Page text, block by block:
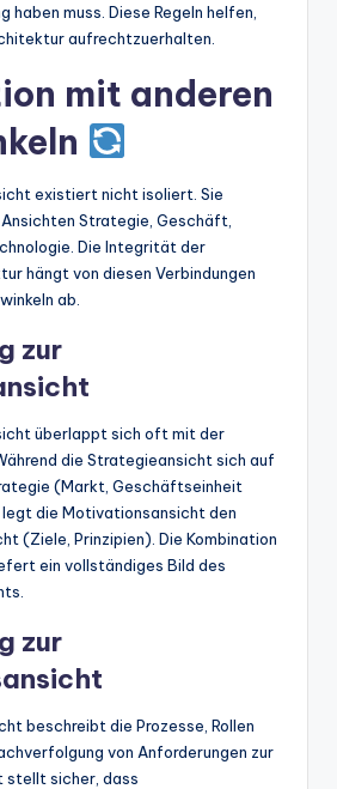
muss. Diese Regeln helfen,
aufrechtzuerhalten.
mit anderen
existiert nicht isoliert. Sie
Strategie, Geschäft,
Die Integrität der
hängt von diesen Verbindungen
ab.
zur
überlappt sich oft mit der
die Strategieansicht sich auf
(Markt, Geschäftseinheit
die Motivationsansicht den
(Ziele, Prinzipien). Die Kombination
ein vollständiges Bild des
zur
beschreibt die Prozesse, Rollen
von Anforderungen zur
stellt sicher, dass